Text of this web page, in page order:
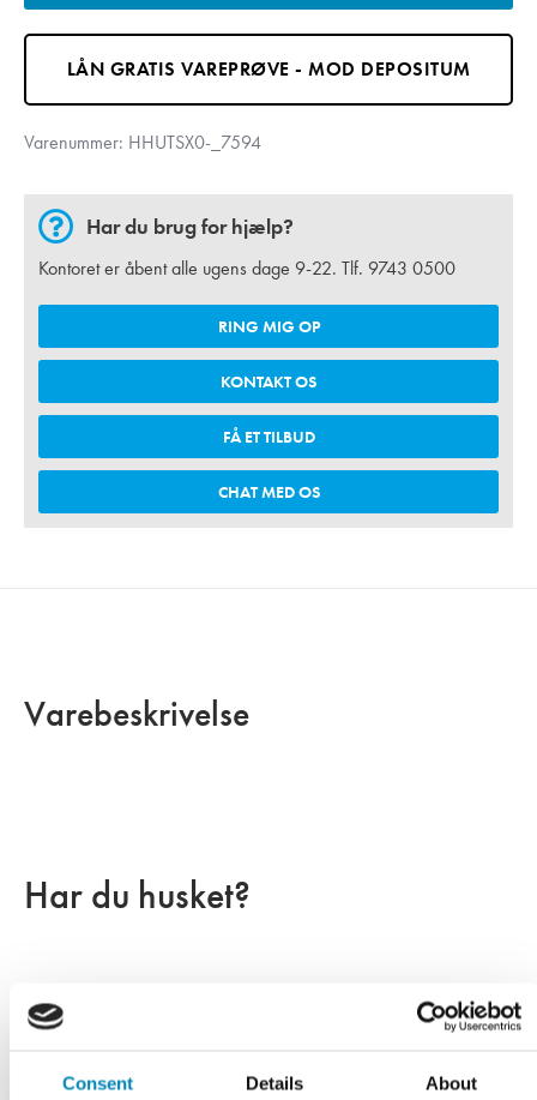
Consent Details About
LÅN GRATIS VAREPRØVE - MOD DEPOSITUM
Varenummer: HHUTSX0-_7594
Har du brug for hjælp?
Kontoret er åbent alle ugens dage 9-22. Tlf. 9743 0500
RING MIG OP
KONTAKT OS
FÅ ET TILBUD
CHAT MED OS
Varebeskrivelse
Har du husket?